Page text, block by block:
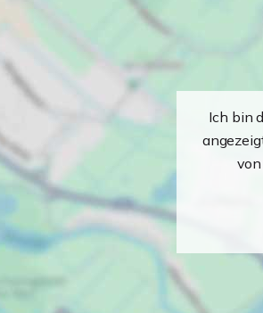
Ich bin
von